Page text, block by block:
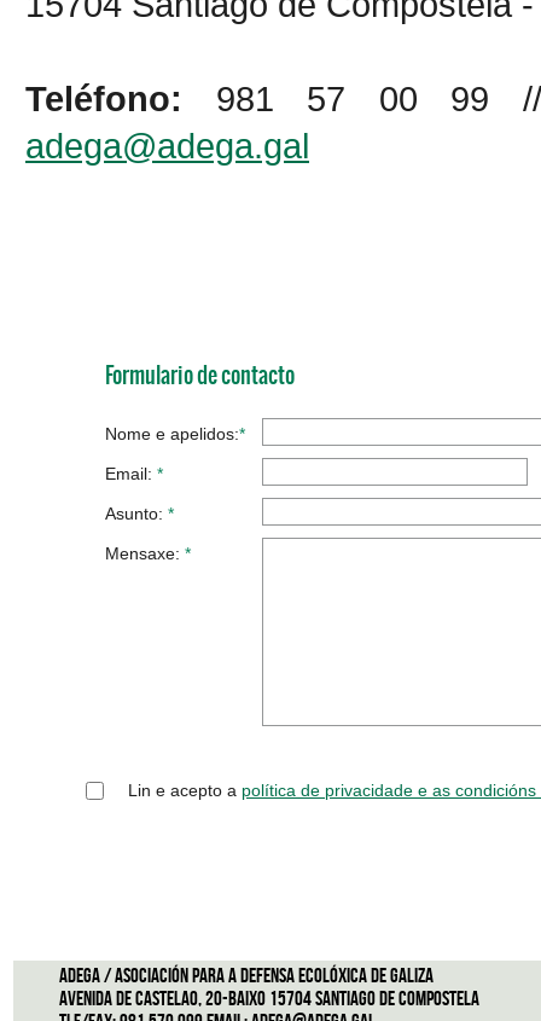
Teléfono: 981 57 00 99
adega@adega.gal
Formulario de contacto
Nome e apelidos:*
Email: *
Asunto: *
Mensaxe: *
Lin e acepto a política de privacidade e as
ADEGA / Asociación para a defensa ecolóxica de Galiza
Avenida de Castelao, 20-Baixo 15704 Santiago de Compostela